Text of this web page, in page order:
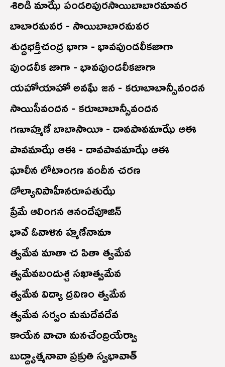
బాబారమవర - సాయిబాబారమవర
శుద్దభక్తిచంద్ర భాగా - భావపుండలీకజాగా
పుండలీక జాగా - భావపుండలీకజాగా
యహోయాహో అవఘే జన - కరూబాబాన్సీవందన
సాయిసీవందన - కరూబాబాన్సీవందన
గణూహ్మణే బాబాసాయీ - దావపావమాఝే ఆ‌ఈ
పావమాఝే ఆ‌ఈ - దావపావమాఝే ఆ‌ఈ
ఘాలీన లోటాంగణ వందీన చరణ
డోల్యానిపాహీనరూపతుఝే
ప్రేమే ఆలింగన ఆనందేపూజిన్
భావే ఓవాళిన హ్మణేనామా
త్వమేవ మాతా చ పితా త్వమేవ
త్వమేవబందుశ్చ సఖాత్వమేవ
త్వమేవ విద్యా ద్రవిణం త్వమేవ
త్వమేవ సర్వం మమదేవదేవ
కాయేన వాచా మనచేంద్రియేర్వా
బుద్ద్యాత్మనావా ప్రక్రుతి స్వభావాత్